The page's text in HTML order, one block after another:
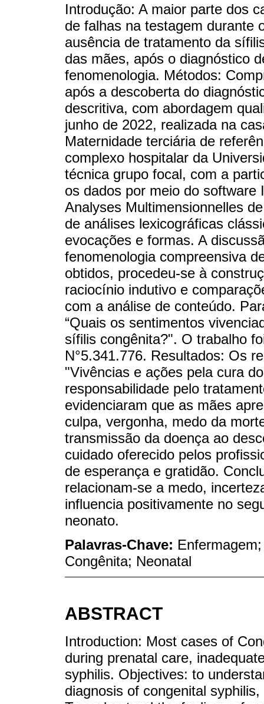
Introdução: A maior parte dos
de falhas na testagem durante
ausência de tratamento da
das mães, após o diagnóstico
fenomenologia. Métodos:
após a descoberta do
descritiva, com abordagem
junho de 2022, realizada na
Maternidade terciária de
complexo hospitalar da
técnica grupo focal, com a
os dados por meio do
Analyses Multimensionnelles
de análises lexicográficas
evocações e formas. A
fenomenologia compreensiva
obtidos, procedeu-se à
raciocínio indutivo e
com a análise de conteúdo.
“Quais os sentimentos
sífilis congênita?". O trabalho
N°5.341.776. Resultados: Os
"Vivências e ações pela cura
responsabilidade pelo
evidenciaram que as mães
culpa, vergonha, medo da
transmissão da doença ao
cuidado oferecido pelos
de esperança e gratidão.
relacionam-se a medo,
influencia positivamente no
neonato.
Palavras-Chave:
Congênita; Neonatal
ABSTRACT
Introduction: Most cases of
during prenatal care,
syphilis. Objectives: to
diagnosis of congenital